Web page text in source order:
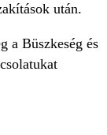
után.
a Büszkeség és